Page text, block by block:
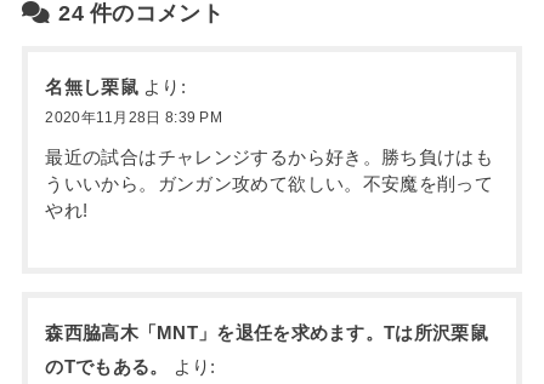
24件のコメント
名無し栗鼠 より:
2020年11月28日 8:39 PM
最近の試合はチャレンジするから好き。勝ち負けはも
ういいから。ガンガン攻めて欲しい。不安魔を削って
やれ!
森西脇高木「MNT」を退任を求めます。Tは所沢栗鼠
のTでもある。
より: